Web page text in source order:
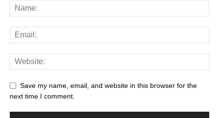
Save my name, email, and website in this browser for the
next time I comment.